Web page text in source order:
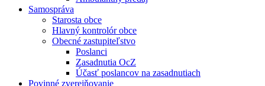
Samospráva
Starosta obce
Hlavný kontrolór obce
Obecné zastupiteľstvo
Poslanci
Zasadnutia OcZ
Účasť poslancov na zasadnutiach
Povinné zverejňovanie